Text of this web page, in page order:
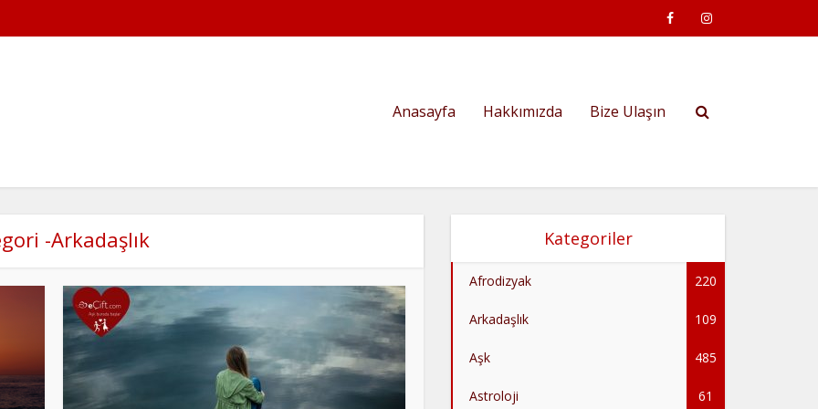
Anasayfa Hakkımızda Bize Ulaşın
-Arkadaşlık Kategoriler
Afrodizyak 220
Arkadaşlık 109
Aşk 485
Astroloji 61